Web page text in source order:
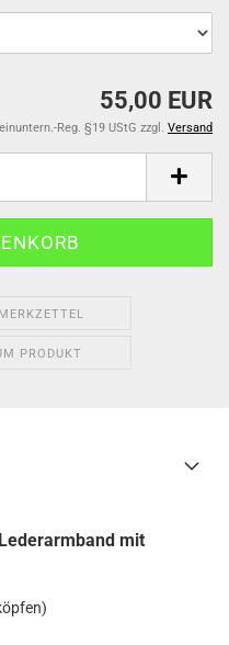
55,00 EUR
Reg. §19 UStG zzgl. Versand
PRODUKT
mit